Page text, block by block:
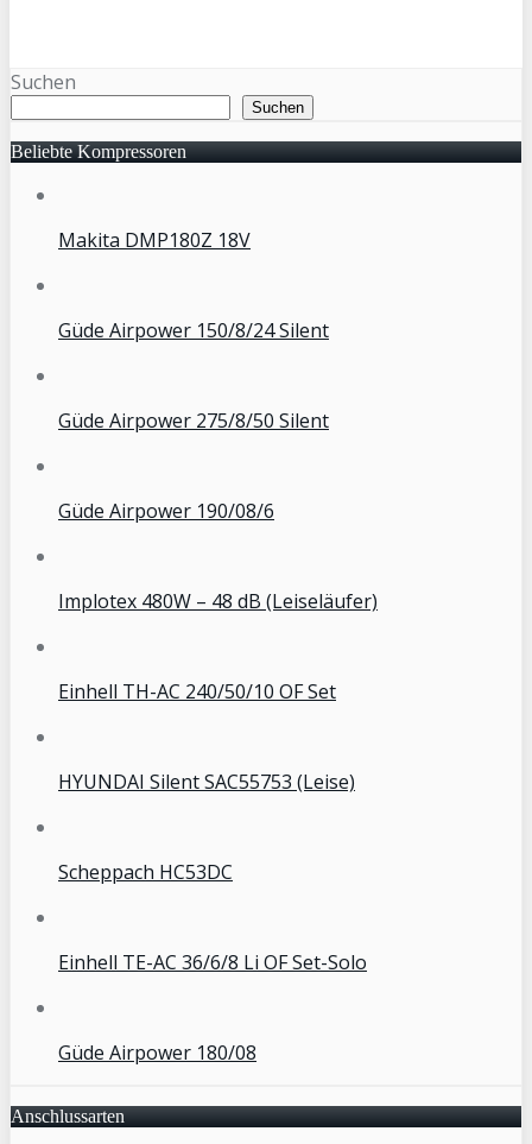
Suchen
Suchen
Beliebte Kompressoren
Makita DMP180Z 18V
Güde Airpower 150/8/24 Silent
Güde Airpower 275/8/50 Silent
Güde Airpower 190/08/6
Implotex 480W – 48 dB (Leiseläufer)
Einhell TH-AC 240/50/10 OF Set
HYUNDAI Silent SAC55753 (Leise)
Scheppach HC53DC
Einhell TE-AC 36/6/8 Li OF Set-Solo
Güde Airpower 180/08
Anschlussarten